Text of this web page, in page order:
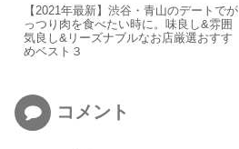
【2021年最新】渋谷・青山のデートでが
っつり肉を食べたい時に。味良し&雰囲
気良し&リーズナブルなお店厳選おすす
めベスト３
コメント